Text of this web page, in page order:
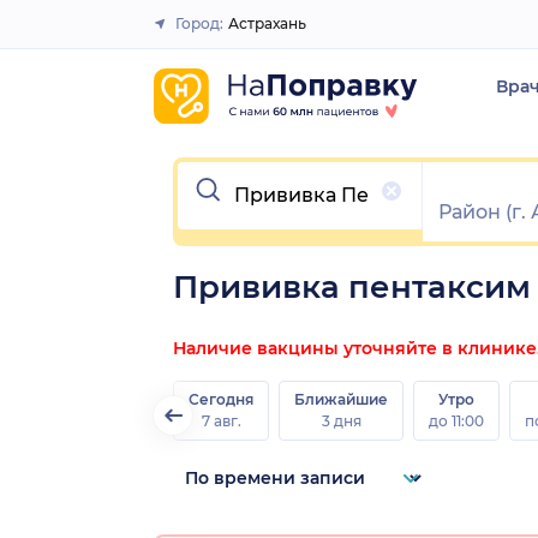
Закрыть
Город: Астрахань
Очистить
Прививка пентаксим
Наличие вакцины уточняйте в
Сегодня
7 авг.
Ближайшие
3 дня
Утро
до 11:00